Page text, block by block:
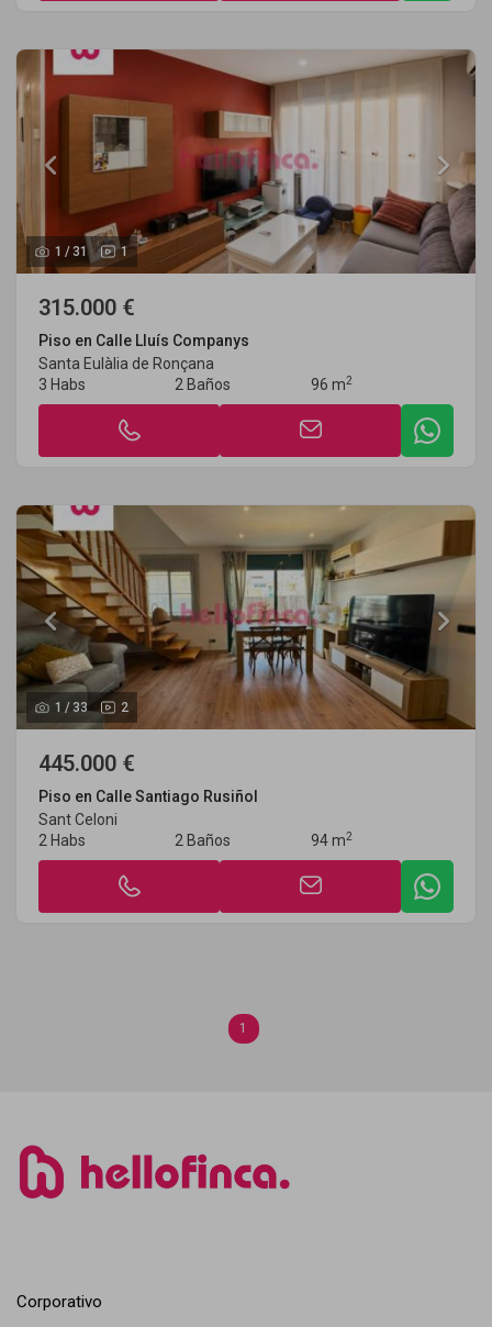
1 /31 1
315.000 €
Piso en Calle Lluís Companys
Santa Eulàlia de Ronçana
3 Habs
2 Baños 96 m2
1 / 33 2
445.000 €
Piso en Calle Santiago Rusiñol
Sant Celoni
2 Habs
2 Baños 94 m2
1
Corporativo